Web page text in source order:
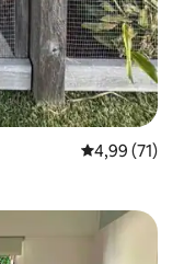
4,99 (71)